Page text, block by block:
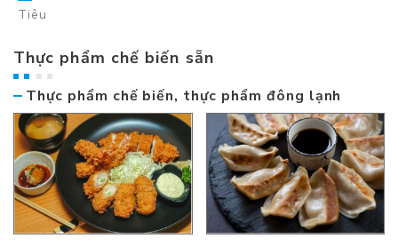
Tiêu
Thực phẩm chế biến sẵn
Thực phẩm chế biến, thực phẩm đông lạnh